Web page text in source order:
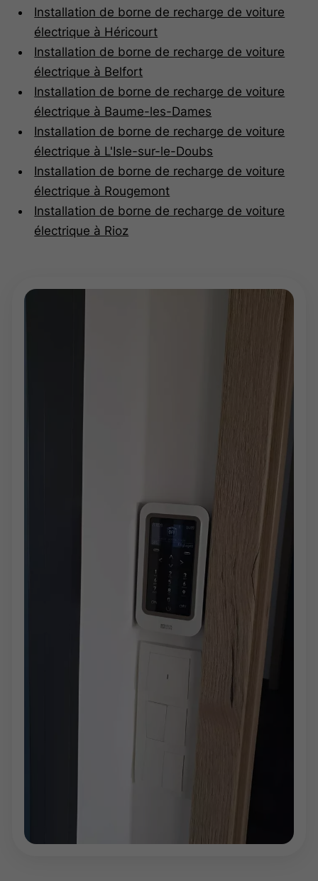
Installation de borne de recharge de voiture
électrique à Héricourt
Installation de borne de recharge de voiture
électrique à Belfort
Installation de borne de recharge de voiture
électrique à Baume-les-Dames
Installation de borne de recharge de voiture
électrique à L'Isle-sur-le-Doubs
Installation de borne de recharge de voiture
électrique à Rougemont
Installation de borne de recharge de voiture
électrique à Rioz